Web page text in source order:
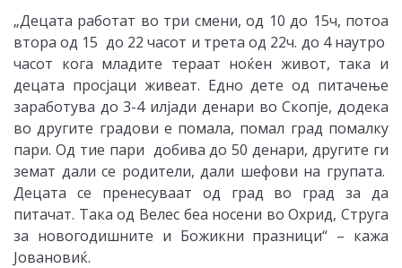
„Децата работат во три смени, од 10 до 15ч, потоа
втора од 15 до 22 часот и трета од 22ч. до 4 наутро
часот кога младите тераат ноќен живот, така и
децата просјаци живеат. Едно дете од питачење
заработува до 3-4 илјади денари во Скопје, додека
во другите градови е помала, помал град помалку
пари. Од тие пари добива до 50 денари, другите ги
земат дали се родители, дали шефови на групата.
Децата се пренесуваат од град во град за да
питачат. Така од Велес беа носени во Охрид, Струга
за новогодишните и Божикни празници“ – кажа
Јовановиќ.